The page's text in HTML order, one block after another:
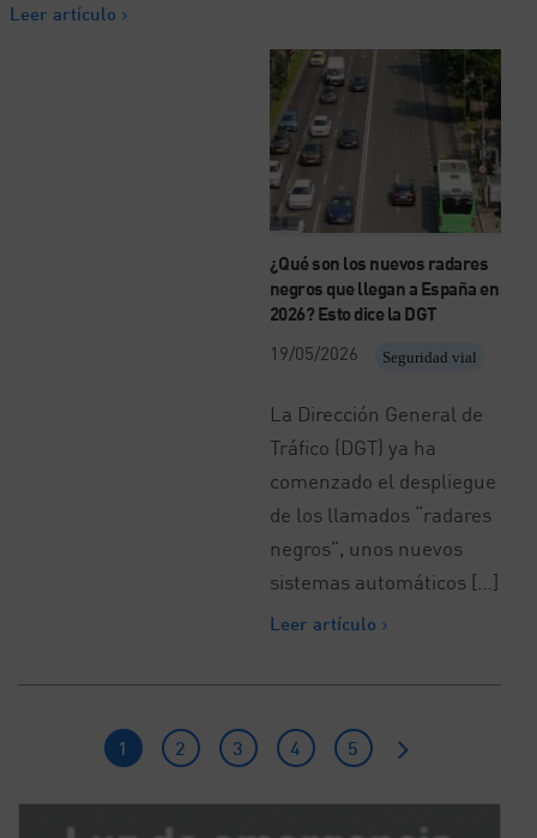
Leer artículo
¿Qué son los nuevos radares
negros que llegan a España en
2026? Esto dice la DGT
19/05/2026
Seguridad vial
La Dirección General de
Tráfico (DGT) ya ha
comenzado el despliegue
de los llamados “radares
negros”, unos nuevos
sistemas automáticos […]
Leer artículo
1 2 3 4 5